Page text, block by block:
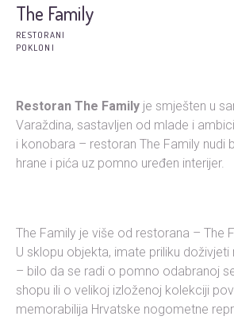
The Family
RESTORANI
POKLONI
Restoran The Family je smješten u
Varaždina, sastavljen od mlade i
i konobara – restoran The Family nudi
hrane i pića uz pomno uređen interijer.
The Family je više od restorana – The
U sklopu objekta, imate priliku doživjeti
– bilo da se radi o pomno odabranoj
shopu ili o velikoj izloženoj kolekciji
memorabilija Hrvatske nogometne